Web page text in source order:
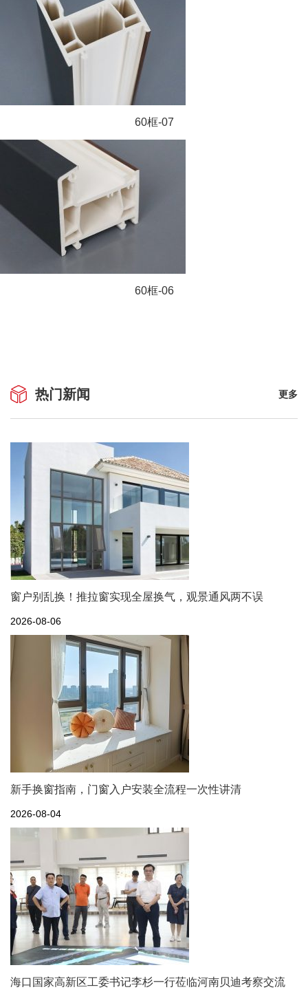
60框-07
60框-06
热门新闻 更多
窗户别乱换！推拉窗实现全屋换气，观景通风两不误
2026-08-06
新手换窗指南，门窗入户安装全流程一次性讲清
2026-08-04
海口国家高新区工委书记李杉一行莅临河南贝迪考察交流